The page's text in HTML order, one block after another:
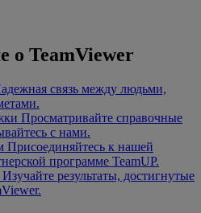
о TeamViewer
связь между людьми,
Просматривайте справочные
с нами.
Присоединяйтесь к нашей
программе TeamUP.
Изучайте результаты, достигнутые